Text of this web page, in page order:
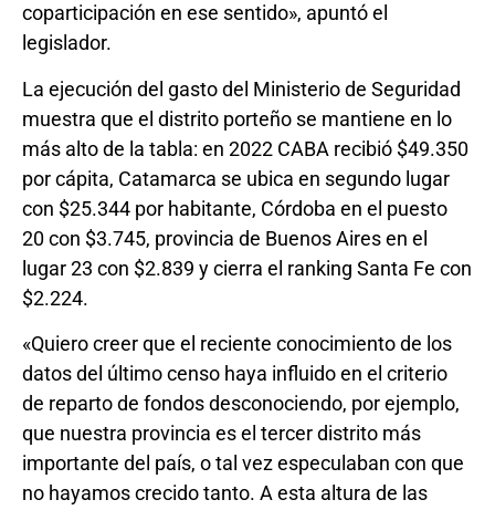
coparticipación en ese sentido», apuntó el
legislador.
La ejecución del gasto del Ministerio de Seguridad
muestra que el distrito porteño se mantiene en lo
más alto de la tabla: en 2022 CABA recibió $49.350
por cápita, Catamarca se ubica en segundo lugar
con $25.344 por habitante, Córdoba en el puesto
20 con $3.745, provincia de Buenos Aires en el
lugar 23 con $2.839 y cierra el ranking Santa Fe con
$2.224.
«Quiero creer que el reciente conocimiento de los
datos del último censo haya influido en el criterio
de reparto de fondos desconociendo, por ejemplo,
que nuestra provincia es el tercer distrito más
importante del país, o tal vez especulaban con que
no hayamos crecido tanto. A esta altura de las